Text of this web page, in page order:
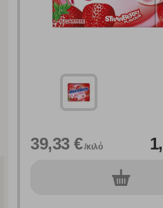
39,33 €/κιλό
0τεμ.
Ρυθμίσεις
χρήση του ιστότοπου
χαρακτηριστικά που